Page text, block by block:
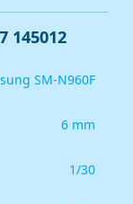
145012
SM-N960F
6 mm
1/30